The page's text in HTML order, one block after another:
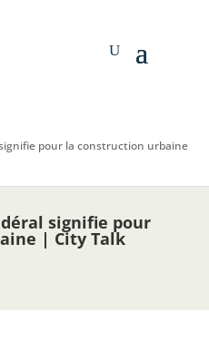
pour la construction urbaine
signifie pour
| City Talk